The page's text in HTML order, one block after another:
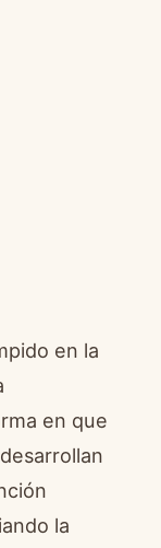
en la
en que
la